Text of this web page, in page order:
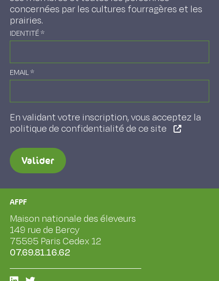
concernées par les cultures fourragères et les
prairies.
IDENTITÉ*
EMAIL*
En validant votre inscription, vous acceptez la
politique de confidentialité de ce site
Valider
AFPF
Maison nationale des éleveurs
149 rue de Bercy
75595 Paris Cedex 12
07.69.81.16.62